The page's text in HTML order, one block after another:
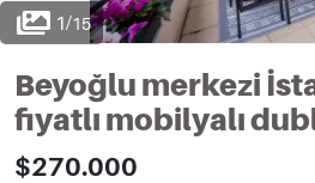
1/15
Beyoğlu merkezi
fiyatlı mobilyalı
$270.000